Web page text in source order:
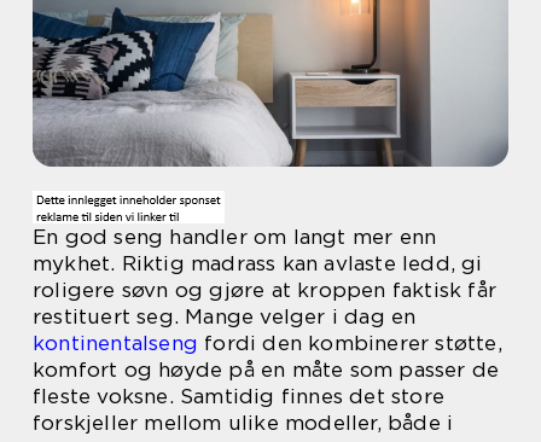
En god seng handler om langt mer enn
mykhet. Riktig madrass kan avlaste ledd, gi
roligere søvn og gjøre at kroppen faktisk får
restituert seg. Mange velger i dag en
kontinentalseng fordi den kombinerer støtte,
komfort og høyde på en måte som passer de
fleste voksne. Samtidig finnes det store
forskjeller mellom ulike modeller, både i